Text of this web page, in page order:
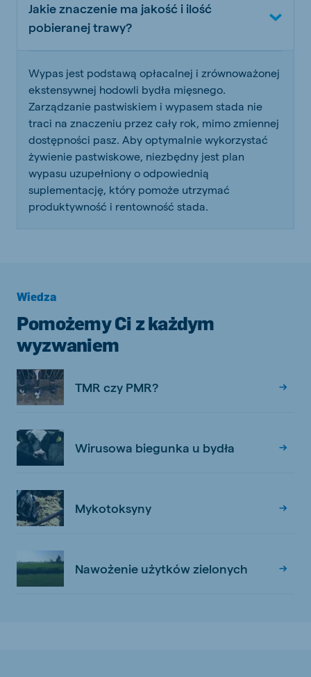
Jakie znaczenie ma jakość i ilość
pobieranej trawy?
Wypas jest podstawą opłacalnej i zrównoważonej
ekstensywnej hodowli bydła mięsnego.
Zarządzanie pastwiskiem i wypasem stada nie
traci na znaczeniu przez cały rok, mimo zmiennej
dostępności pasz. Aby optymalnie wykorzystać
żywienie pastwiskowe, niezbędny jest plan
wypasu uzupełniony o odpowiednią
suplementację, który pomoże utrzymać
produktywność i rentowność stada.
Wiedza
Pomożemy Ci z każdym
wyzwaniem
TMR czy PMR?
Wirusowa biegunka u bydła
Mykotoksyny
Nawożenie użytków zielonych